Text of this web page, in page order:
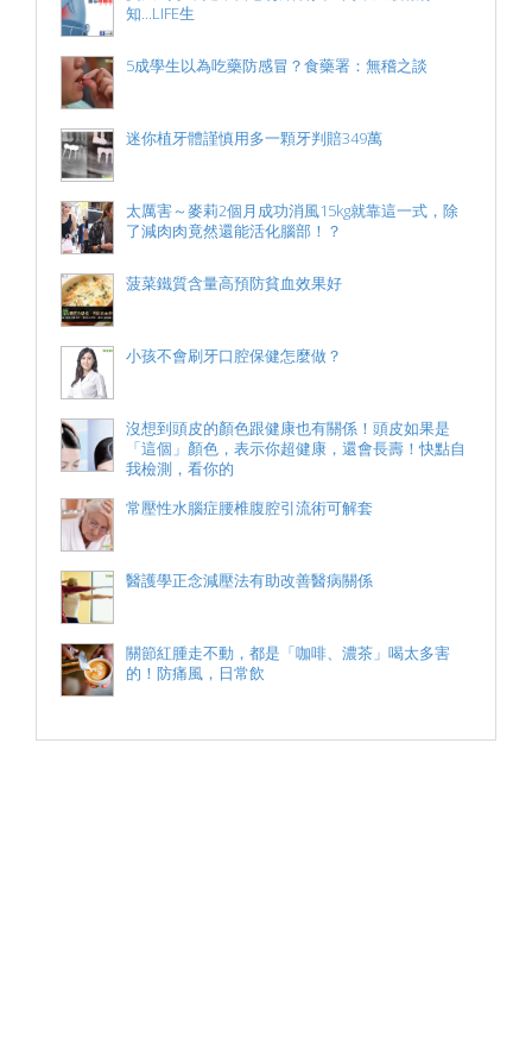
知...LIFE生
5成學生以為吃藥防感冒？食藥署：無稽之談
迷你植牙體謹慎用多一顆牙判賠349萬
太厲害～麥莉2個月成功消風15kg就靠這一式，除
了減肉肉竟然還能活化腦部！？
菠菜鐵質含量高預防貧血效果好
小孩不會刷牙口腔保健怎麼做？
沒想到頭皮的顏色跟健康也有關係！頭皮如果是
「這個」顏色，表示你超健康，還會長壽！快點自
我檢測，看你的
常壓性水腦症腰椎腹腔引流術可解套
醫護學正念減壓法有助改善醫病關係
關節紅腫走不動，都是「咖啡、濃茶」喝太多害
的！防痛風，日常飲